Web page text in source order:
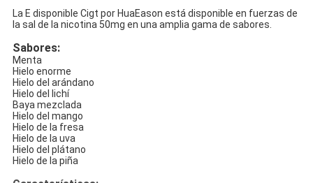
La E disponible Cigt por HuaEason está disponible en fuerzas de
la sal de la nicotina 50mg en una amplia gama de sabores.
Sabores:
Menta
Hielo enorme
Hielo del arándano
Hielo del lichí
Baya mezclada
Hielo del mango
Hielo de la fresa
Hielo de la uva
Hielo del plátano
Hielo de la piña